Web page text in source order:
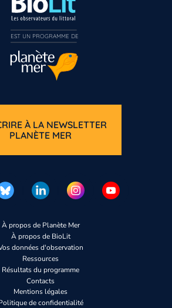
À propos de Planète Mer
À propos de BioLit
données d'observation
Ressources
Résultats du programme
Contacts
Mentions légales
de confidentialité
À LA NEWSLETTER
PLANÈTE MER